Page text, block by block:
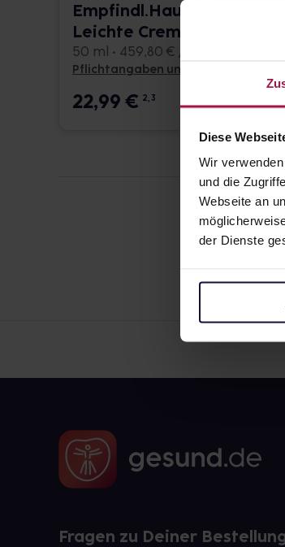
Diese
Wir
und die
Webseite an
der Dienste
Empfindl.Haut
Leichte Creme
50 ml • 459,80 € / l
Pflichtangaben und Details
22,99€ 2, 3
Fragen zu Deiner